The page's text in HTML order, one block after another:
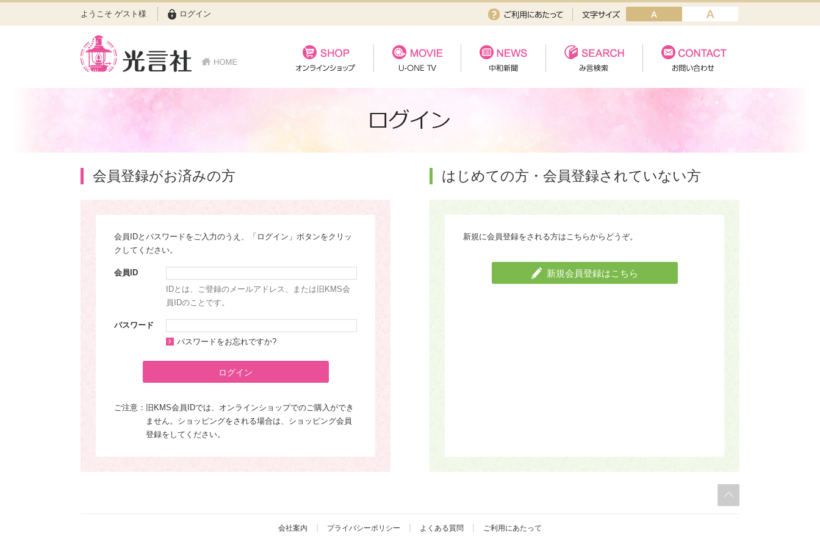
ようこそ ゲスト様 ログイン
会員登録がお済みの方
会員IDとパスワードをご入力のうえ、「ログイン」ボタンをクリッ
クしてください。
会員ID
IDとは、ご登録のメールアドレス、または旧KMS会
員IDのことです。
パスワード
パスワードをお忘れですか?
ログイン
ご注意：
旧KMS会員IDでは、オンラインショップでのご購入ができ
ません。ショッピングをされる場合は、ショッピング会員
登録をしてください。
はじめての方・会員登録されていない方
新規に会員登録をされる方はこちらからどうぞ。
新規会員登録はこちら
会社案内 プライバシーポリシー よくある質問 ご利用にあたって